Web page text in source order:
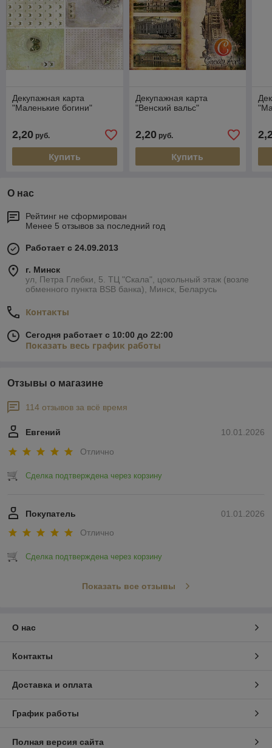
Декупажная карта
"Маленькие богини"
2,20 руб.
Купить
Декупажная карта
"Венский вальс"
2,20руб.
Купить
О нас
Рейтинг не сформирован
Менее 5 отзывов за последний год
Работает с 24.09.2013
г. Минск
ул, Петра Глебки, 5. ТЦ "Скала", цокольный этаж (возле
обменного пункта BSB банка), Минск, Беларусь
Контакты
Сегодня работает с 10:00 до 22:00
Показать весь график работы
Отзывы о магазине
114 отзывов за всё время
10.01.2026
Евгений
Отлично
Сделка подтверждена через корзину
01.01.2026
Покупатель
Отлично
Сделка подтверждена через корзину
Показать все отзывы
О нас
Контакты
Доставка и оплата
График работы
Полная версия сайта